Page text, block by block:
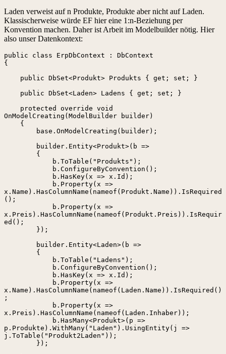
Laden verweist auf n Produkte, Produkte aber nicht auf Laden.
Klassischerweise würde EF hier eine 1:n-Beziehung per
Konvention machen. Daher ist Arbeit im Modelbuilder nötig. Hier
also unser Datenkontext:
public class ErpDbContext : DbContext
{
OnModelCreating(ModelBuilder builder)
x.Name).HasColumnName(nameof(Produkt.Name)).IsRequired
();
x.Preis).HasColumnName(nameof(Produkt.Preis)).IsRequir
ed();
x.Name).HasColumnName(nameof(Laden.Name)).IsRequired()
;
x.Preis).HasColumnName(nameof(Laden.Inhaber));
p.Produkte).WithMany("Laden").UsingEntity(j =>
j.ToTable("Produkt2Laden"));